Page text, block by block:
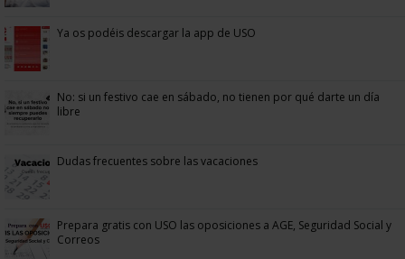
Ya os podéis descargar la app de USO
No: si un festivo cae en sábado, no tienen por qué darte un día
libre
Dudas frecuentes sobre las vacaciones
Prepara gratis con USO las oposiciones a AGE, Seguridad Social y
Correos